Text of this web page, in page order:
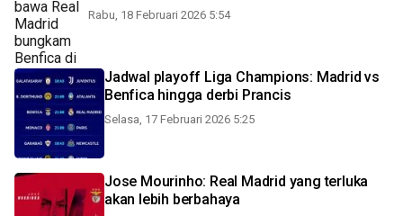
Rabu, 18 Februari 2026 5:54
Jadwal playoff Liga Champions: Madrid vs
Benfica hingga derbi Prancis
Selasa, 17 Februari 2026 5:25
Jose Mourinho: Real Madrid yang terluka
akan lebih berbahaya